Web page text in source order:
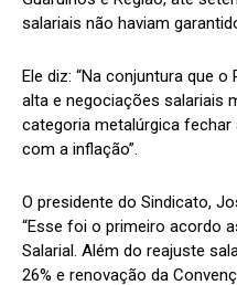
salariais não haviam
Ele diz: “Na conjuntura que
alta e negociações salariais
categoria metalúrgica
com a inflação”.
O presidente do Sindicato,
“Esse foi o primeiro acordo
Salarial. Além do reajuste
26% e renovação da